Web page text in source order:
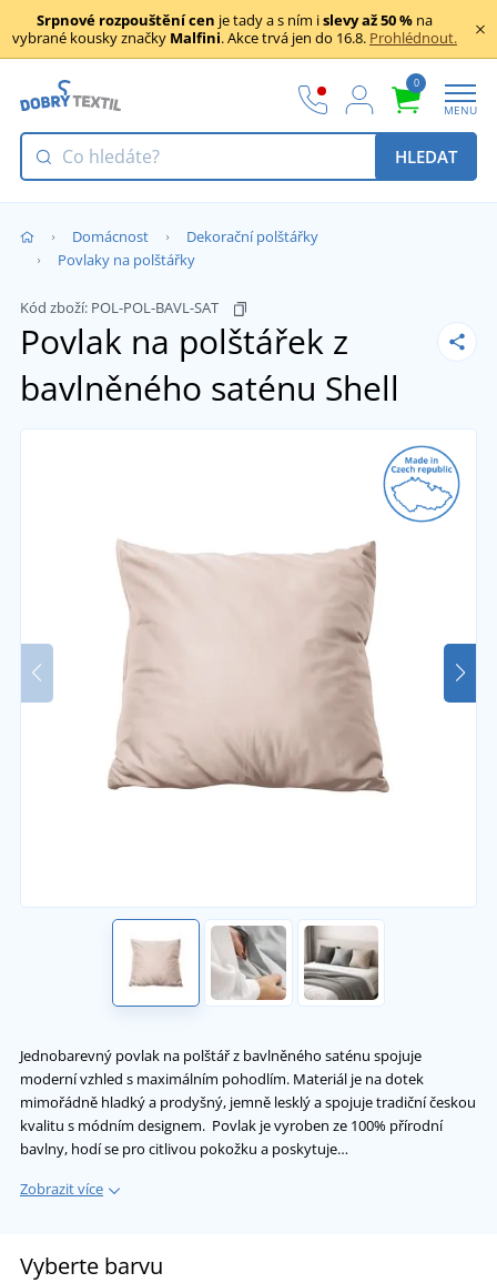
Srpnové rozpouštění cen je tady a s ním islevy až 50 % na
vybrané kousky značky Malfini. Akce trvá jen do 16.8. Prohlédnout.
0
MENU
HLEDAT
Domácnost
Dekorační polštářky
Povlaky na polštářky
Kód zboží: POL-POL-BAVL-SAT
Povlak na polštářek z
bavlněného saténu Shell
Jednobarevný povlak na polštář z bavlněného saténu spojuje
moderní vzhled s maximálním pohodlím. Materiál je na dotek
mimořádně hladký a prodyšný, jemně lesklý a spojuje tradiční českou
kvalitu s módním designem. Povlak je vyroben ze 100% přírodní
bavlny, hodí se pro citlivou pokožku a poskytuje…
Zobrazit více
Vyberte barvu